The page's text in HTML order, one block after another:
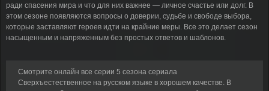
ради спасения мира и что для них важнее — личное счастье или долг. В
этом сезоне появляются вопросы о доверии, судьбе и свободе выбора,
которые заставляют героев идти на крайние меры. Все это делает сезон
насыщенным и напряженным без простых ответов и шаблонов.
Смотрите онлайн все серии 5 сезона сериала
Сверхъестественное на русском языке в хорошем качестве. В